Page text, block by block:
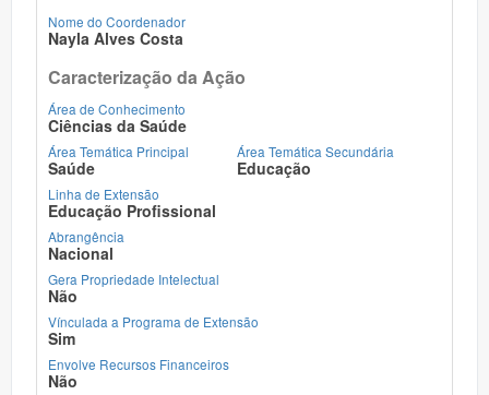
Nome do Coordenador
Nayla Alves Costa
Caracterização da Ação
Área de Conhecimento
Ciências da Saúde
Área Temática Principal
Saúde
Área Temática Secundária
Educação
Linha de Extensão
Educação Profissional
Abrangência
Nacional
Gera Propriedade Intelectual
Não
Vínculada a Programa de Extensão
Sim
Envolve Recursos Financeiros
Não